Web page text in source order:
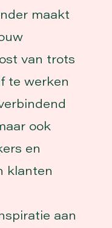
maakt
van trots
te werken
ook
en
klanten
aan